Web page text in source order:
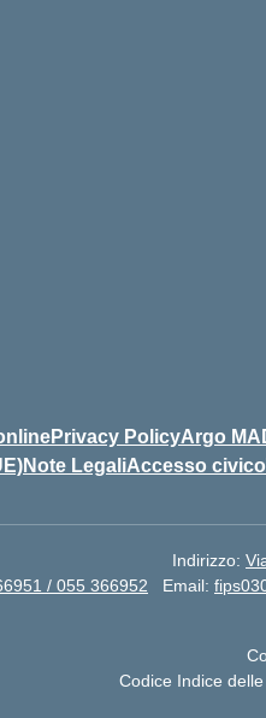
Privacy PolicyArgo
Note LegaliAccesso civico
Indirizzo:
/ 055 366952 Email:
Codice Indice